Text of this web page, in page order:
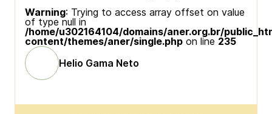
Warning: Trying to access array offset on value
of type null in
/home/u302164104/domains/aner.org.br/
content/themes/aner/single.php on line 235
Helio Gama Neto